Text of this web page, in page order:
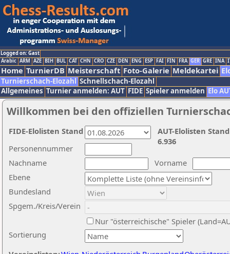
Logged on: Gast
Arabic ARM AZE BIH BUL CAT CHN CRO CZE DEN ENG ESP FAI FIN FRA GER GRE INA
Home TurnierDB Meisterschaft Foto-Galerie Meldekartei
Turnierschach-Elozahl Schnellschach-Elozahl
Allgemeines Turnier anmelden: AUT FIDE Spieler anmelden Elo
Willkommen bei den offiziellen
Nachname
Vorname
Ebene
Sortierung
Personennummer
Bundesland
Spgem./Kreis/Verein
Nur "österreichische" Spieler
AUT-Elolisten
6.936
FIDE-Elolisten Stand